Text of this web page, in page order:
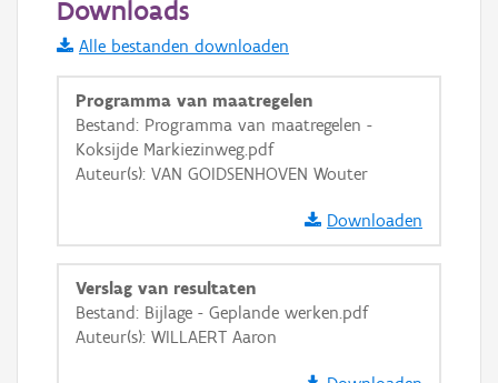
Informatie Vlaanderen
i
+ −
Basis Lagen
Downloads
Alle bestanden downloaden
Programma van maatregelen
Bestand: Programma van maatregelen -
Koksijde Markiezinweg.pdf
Auteur(s): VAN GOIDSENHOVEN Wouter
Downloaden
Verslag van resultaten
Bestand: Bijlage - Geplande werken.pdf
Auteur(s): WILLAERT Aaron